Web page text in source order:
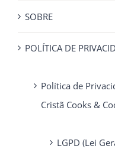
SOBRE
POLÍTICA DE
Política de
Cristã Cooks &
LGPD (Lei